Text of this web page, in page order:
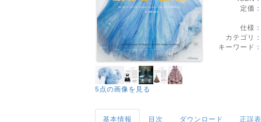
5点の画像を見る
定価：
仕様：
カテゴリ：
キーワード：
基本情報 目次 ダウンロード 正誤表